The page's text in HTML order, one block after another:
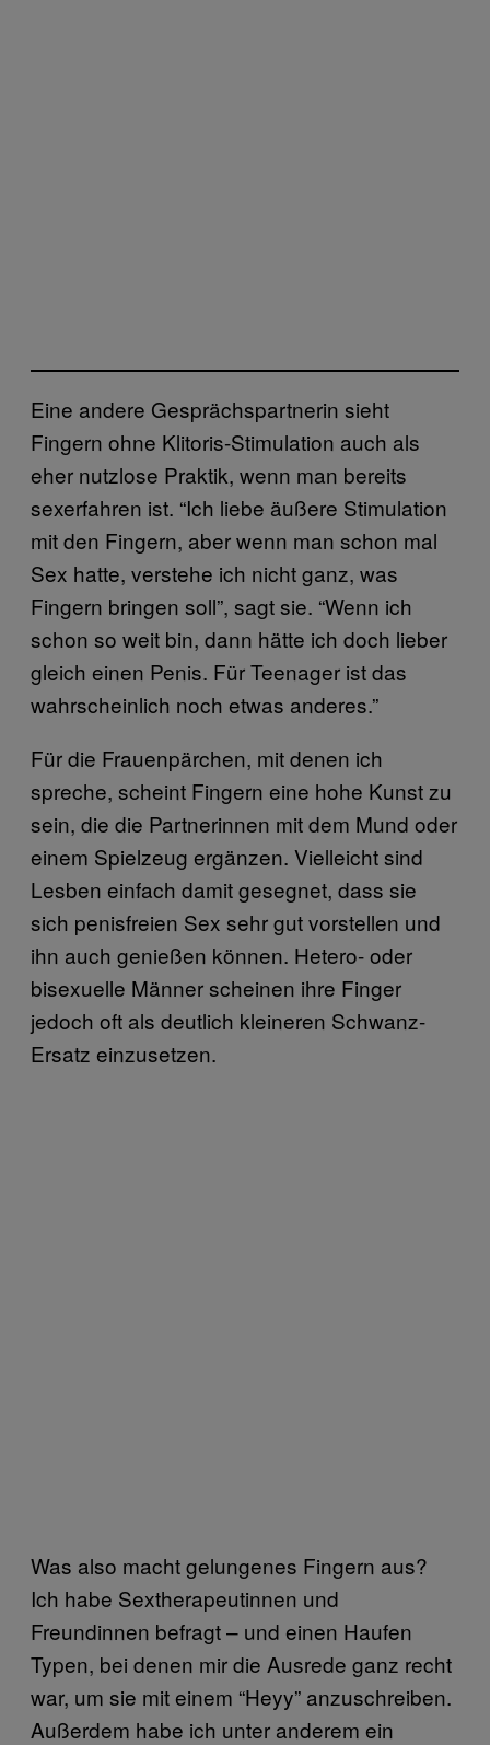
Eine andere Gesprächspartnerin sieht
Fingern ohne Klitoris-Stimulation auch als
eher nutzlose Praktik, wenn man bereits
sexerfahren ist. “Ich liebe äußere Stimulation
mit den Fingern, aber wenn man schon mal
Sex hatte, verstehe ich nicht ganz, was
Fingern bringen soll”, sagt sie. “Wenn ich
schon so weit bin, dann hätte ich doch lieber
gleich einen Penis. Für Teenager ist das
wahrscheinlich noch etwas anderes.”
Für die Frauenpärchen, mit denen ich
spreche, scheint Fingern eine hohe Kunst zu
sein, die die Partnerinnen mit dem Mund oder
einem Spielzeug ergänzen. Vielleicht sind
Lesben einfach damit gesegnet, dass sie
sich penisfreien Sex sehr gut vorstellen und
ihn auch genießen können. Hetero- oder
bisexuelle Männer scheinen ihre Finger
jedoch oft als deutlich kleineren Schwanz-
Ersatz einzusetzen.
Was also macht gelungenes Fingern aus?
Ich habe Sextherapeutinnen und
Freundinnen befragt – und einen Haufen
Typen, bei denen mir die Ausrede ganz recht
war, um sie mit einem “Heyy” anzuschreiben.
Außerdem habe ich unter anderem ein